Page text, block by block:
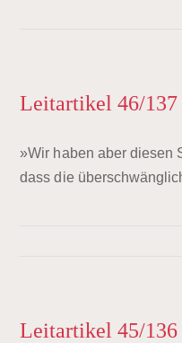
Leitartikel 46/137
»Wir haben aber diesen
dass die
Leitartikel 45/136